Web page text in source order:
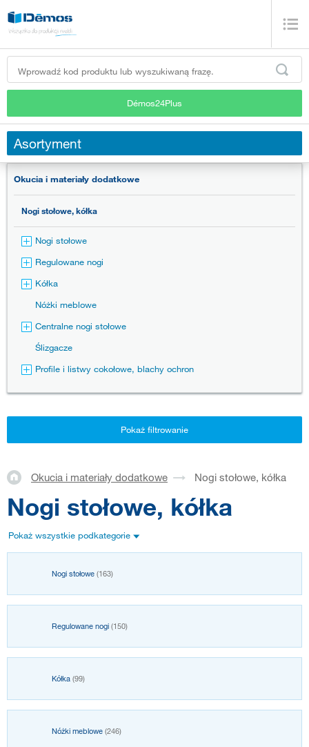
Démos24Plus
Asortyment
Okucia i materiały dodatkowe
Nogi stołowe, kółka
Nogi stołowe
Regulowane nogi
Kółka
Nóżki meblowe
Centralne nogi stołowe
Ślizgacze
Profile i listwy cokołowe, blachy ochron
Pokaż filtrowanie
Okucia i materiały dodatkowe Nogi stołowe, kółka
Nogi stołowe, kółka
Pokaż wszystkie podkategorie
Nogi stołowe (163)
Regulowane nogi (150)
Kółka (99)
Nóżki meblowe (246)